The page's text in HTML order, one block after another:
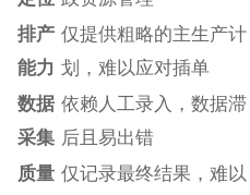
排产
能力
仅提供粗略的主生产计
划，难以应对插单
数据
采集
依赖人工录入，数据滞
后且易出错
质量 仅记录最终结果，难以